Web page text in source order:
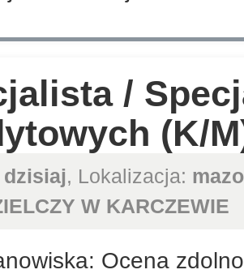
/
(K/
dzisiaj, Lokalizacja:
W KARCZEWIE
Ocena